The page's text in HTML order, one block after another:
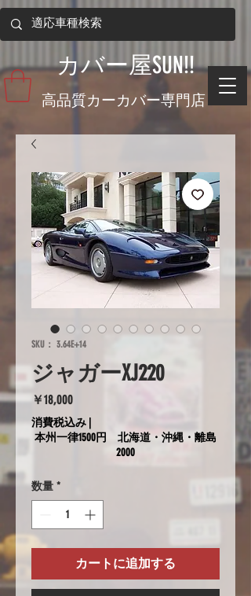
​高品質カーカバー専門店
​カバー屋SUN!!
SKU： 3.64E+14
ジャガーXJ220
￥18,000価
格
消費税込み
本州一律1500円 北海道・沖縄・離島
2000
数量 *
カートに追加する